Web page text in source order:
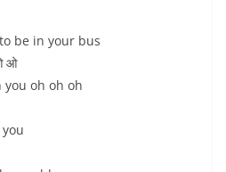
be in your bus
ओ
oh oh oh